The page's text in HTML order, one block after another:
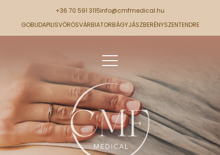
+36 70 591 3115info@cmfmedical.hu
GOBUDAPILISVÖRÖSVÁRBIATORBÁGYJÁSZBERÉNYSZENTENDRE